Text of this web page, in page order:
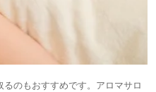
のもおすすめです。アロマサロ